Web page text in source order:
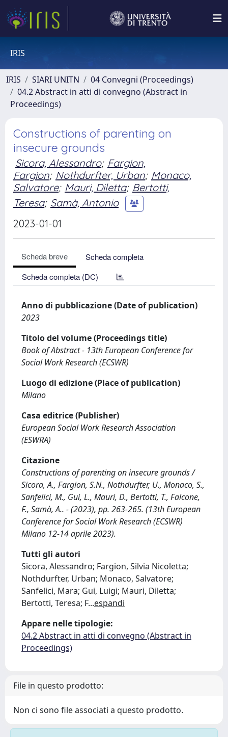
IRIS
IRIS SIARI UNITN
04 Convegni (Proceedings)
04.2 Abstract in atti di convegno (Abstract in
Proceedings)
Constructions of parenting on
insecure grounds
Sicora, Alessandro; Fargion,
Fargion; Nothdurfter, Urban; Monaco,
Salvatore; Mauri, Diletta; Bertotti,
Teresa; Samà, Antonio
2023-01-01
Scheda breve
Scheda completa
Scheda completa (DC)
Anno di pubblicazione (Date of publication)
2023
Titolo del volume (Proceedings title)
Book of Abstract - 13th European Conference for
Social Work Research (ECSWR)
Luogo di edizione (Place of publication)
Milano
Casa editrice (Publisher)
European Social Work Research Association
(ESWRA)
Citazione
Constructions of parenting on insecure grounds /
Sicora, A., Fargion, S.N., Nothdurfter, U., Monaco, S.,
Sanfelici, M., Gui, L., Mauri, D., Bertotti, T., Falcone,
F., Samà, A.. - (2023), pp. 263-265. (13th European
Conference for Social Work Research (ECSWR)
Milano 12-14 aprile 2023).
Tutti gli autori
Sicora, Alessandro; Fargion, Silvia Nicoletta;
Nothdurfter, Urban; Monaco, Salvatore;
Sanfelici, Mara; Gui, Luigi; Mauri, Diletta;
Bertotti, Teresa; F...espandi
Appare nelle tipologie:
04.2 Abstract in atti di convegno (Abstract in
Proceedings)
File in questo prodotto:
Non ci sono file associati a questo prodotto.